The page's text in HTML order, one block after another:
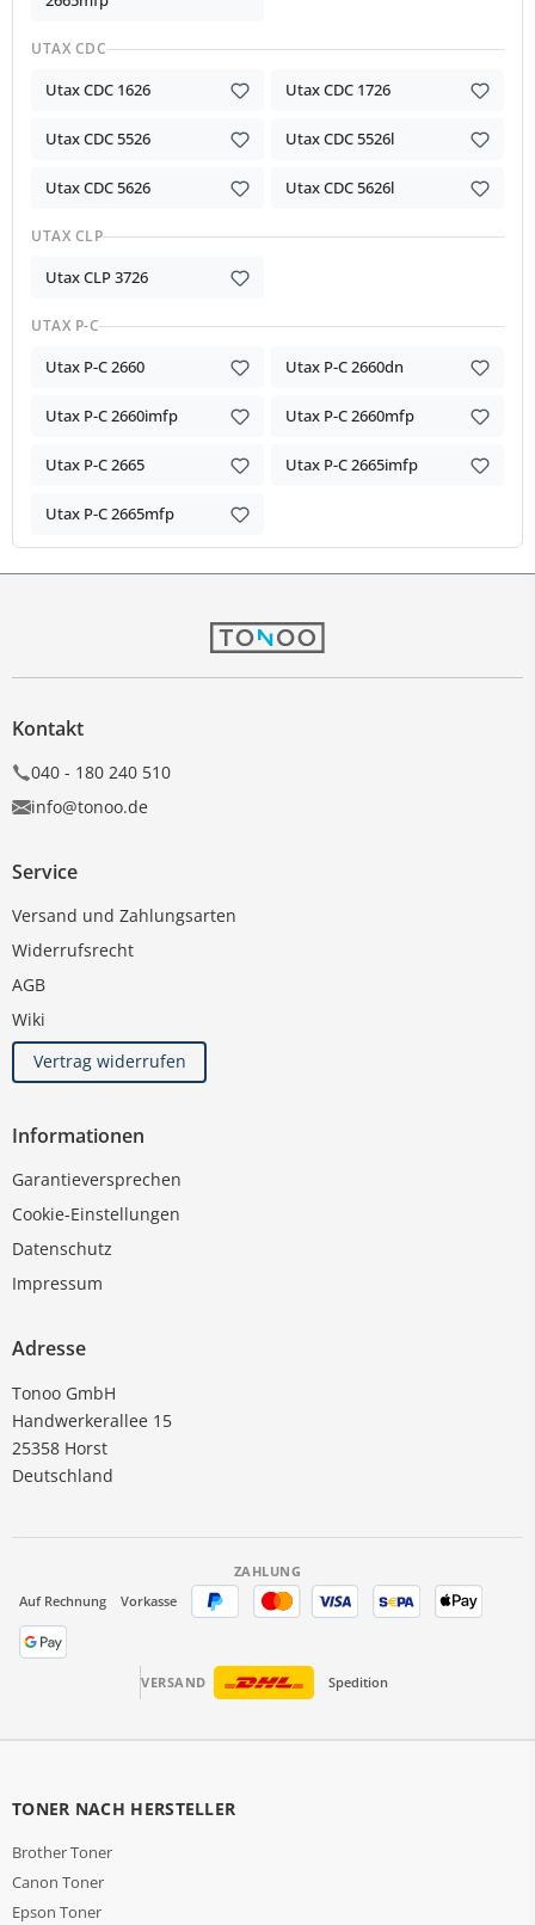
UTAX CDC
Utax CDC 1626 Utax CDC 1726
Utax CDC 5526 Utax CDC 5526l
Utax CDC 5626 Utax CDC 5626l
UTAX CLP
Utax CLP 3726
UTAX P-C
Utax P-C 2660 Utax P-C 2660dn
Utax P-C 2660imfp Utax P-C 2660mfp
Utax P-C 2665 Utax P-C 2665imfp
Utax P-C 2665mfp
Kontakt
040 - 180 240 510
info@tonoo.de
Service
Versand und Zahlungsarten
Widerrufsrecht
AGB
Wiki
Vertrag widerrufen
Informationen
Garantieversprechen
Cookie-Einstellungen
Datenschutz
Impressum
Adresse
Tonoo GmbH
Handwerkerallee 15
25358 Horst
Deutschland
ZAHLUNG
Auf Rechnung
Vorkasse
VERSAND Spedition
TONER NACH HERSTELLER
Brother Toner
Canon Toner
Epson Toner